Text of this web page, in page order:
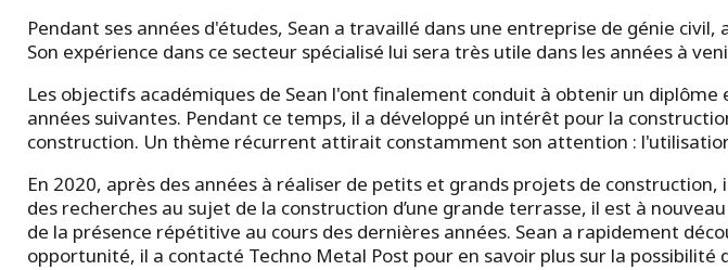
Pendant ses années d'études, Sean a travaillé dans une entreprise de génie
Son expérience dans ce secteur spécialisé lui sera très utile dans les années à
Les objectifs académiques de Sean l'ont finalement conduit à obtenir un
années suivantes. Pendant ce temps, il a développé un intérêt pour la
construction. Un thème récurrent attirait constamment son attention :
En 2020, après des années à réaliser de petits et grands projets de
des recherches au sujet de la construction d’une grande terrasse, il est à
de la présence répétitive au cours des dernières années. Sean a rapidement
opportunité, il a contacté Techno Metal Post pour en savoir plus sur la